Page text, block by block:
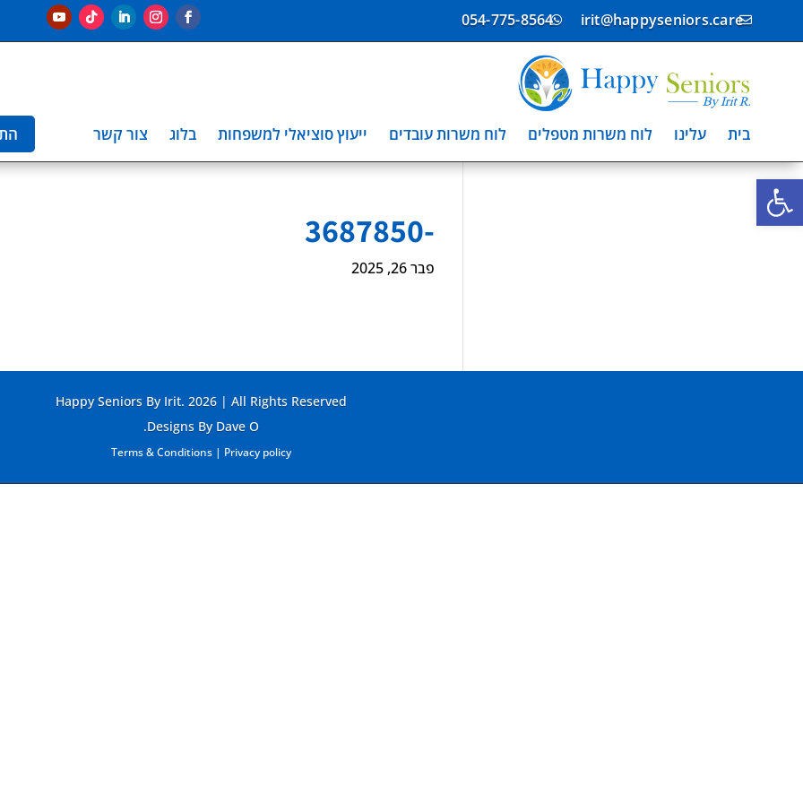
פתח סרגל נגישות

irit@happyseniors.care

054-775-8564
בית עלינו לוח משרות מטפלים לוח משרות עובדים ייעוץ סוציאלי למשפחות בלוג צור קשר
-3687850
פבר 26, 2025
Happy Seniors By Irit. 2026 | All Rights Reserved
Designs By Dave O.
Terms & Conditions| Privacy policy